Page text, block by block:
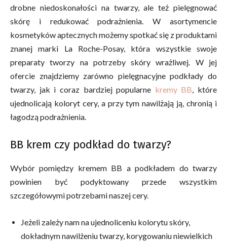
drobne niedoskonałości na twarzy, ale też pielęgnować
skórę i redukować podrażnienia. W asortymencie
kosmetyków aptecznych możemy spotkać się z produktami
znanej marki La Roche-Posay, która wszystkie swoje
preparaty tworzy na potrzeby skóry wrażliwej. W jej
ofercie znajdziemy zarówno pielęgnacyjne podkłady do
twarzy, jak i coraz bardziej popularne kremy BB , które
ujednolicają koloryt cery, a przy tym nawilżają ją, chronią i
łagodzą podrażnienia.
BB krem czy podkład do twarzy?
Wybór pomiędzy kremem BB a podkładem do twarzy
powinien być podyktowany przede wszystkim
szczegółowymi potrzebami naszej cery.
Jeżeli zależy nam na ujednoliceniu kolorytu skóry,
dokładnym nawilżeniu twarzy, korygowaniu niewielkich